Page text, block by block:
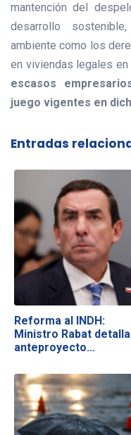
mantención del
desarrollo
ambiente como los
en viviendas legales
escasos
juego vigentes en
Entradas
Reforma al INDH:
Ministro Rabat detalla
anteproyecto…